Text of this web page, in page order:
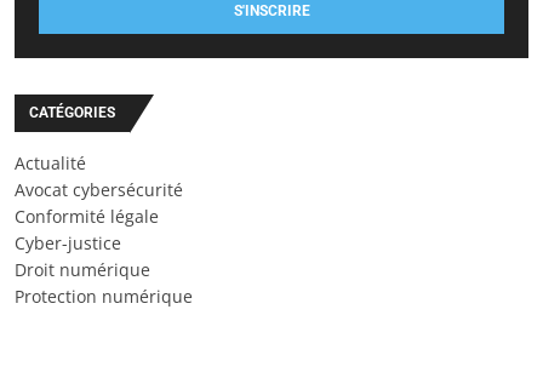
S'INSCRIRE
CATÉGORIES
Actualité
Avocat cybersécurité
Conformité légale
Cyber-justice
Droit numérique
Protection numérique